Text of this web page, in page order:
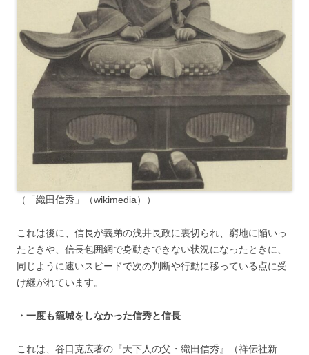
（「織田信秀」（wikimedia））
これは後に、信長が義弟の浅井長政に裏切られ、窮地に陥いっ
たときや、信長包囲網で身動きできない状況になったときに、
同じように速いスピードで次の判断や行動に移っている点に受
け継がれています。
・一度も籠城をしなかった信秀と信長
これは、谷口克広著の『天下人の父・織田信秀』（祥伝社新